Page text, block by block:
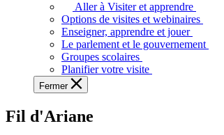
voir,
apprendre
et
découvrir
Aller à Visiter et apprendre
Options de visites et webinaires
Enseigner, apprendre et jouer
Le parlement et le gouvernement
Groupes scolaires
Planifier votre visite
Fermer
Fil d'Ariane